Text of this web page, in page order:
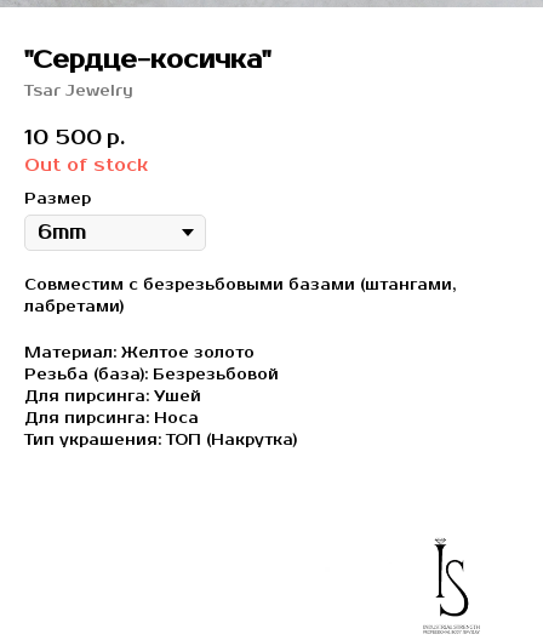
"Сердце-косичка"
Tsar Jewelry
10 500 р.
Out of stock
Размер
Cовместим с безрезьбовыми базами (штангами,
лабретами)
Материал: Желтое золото
Резьба (база): Безрезьбовой
Для пирсинга: Ушей
Для пирсинга: Носа
Тип украшения: ТОП (Накрутка)